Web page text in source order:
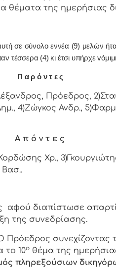
θέματα της ημερήσιας
σε σύνολο εννέα (9) μελών
τέσσερα (4) κι έτσι υπήρχε
Π α ρ ό ν τ ε ς
Πρόεδρος,
4)Ζώγκος Ανδρ.,
Α π ό ν τ ε ς
Χρ.,
Βασ..
διαπίστωσε
της συνεδρίασης.
Πρόεδρος συνεχίζοντας
το 10ο θέμα της
πληρεξούσιων